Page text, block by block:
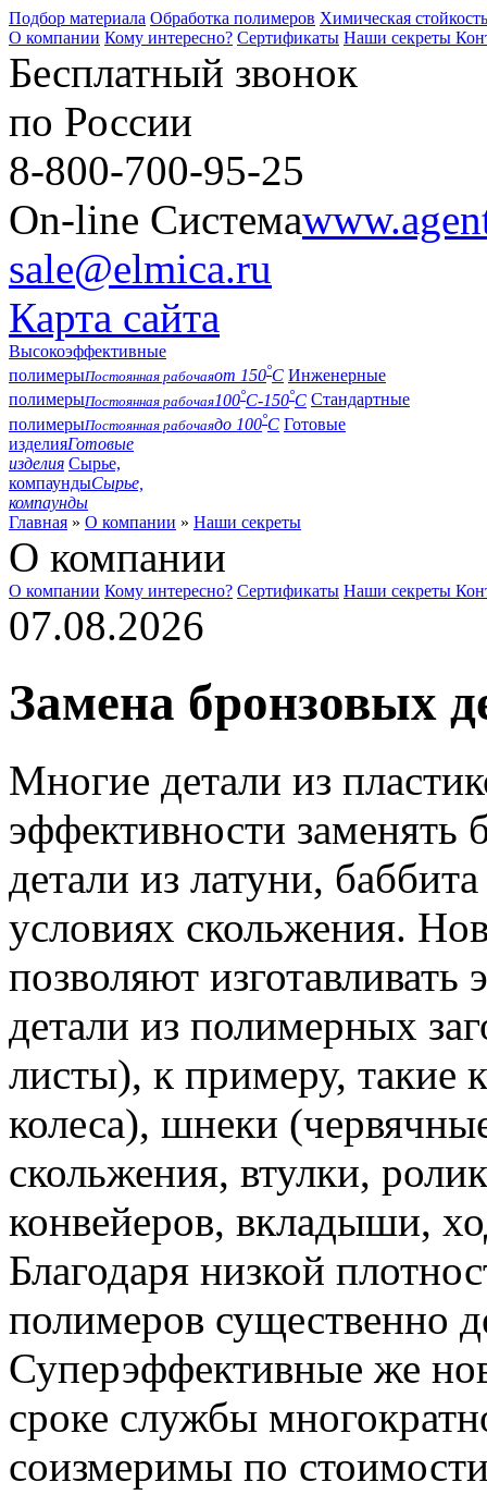
Подбор материала Обработка полимеров Химическая стойкость
О компании Кому интересно? Сертификаты Наши секреты
Бесплатный звонок
по России
8-800-700-95-25
On-line Система
sale@elmica.ru
Карта сайта
Высокоэффективные
полимерыПостоянная рабочаяот 150°С Инженерные
полимерыПостоянная рабочая100°С-150°С Стандартные
полимерыПостоянная рабочаядо 100°С Готовые
изделияГотовые
изделия Сырье,
компаундыСырье,
компаунды
Главная » О компании » Наши секреты
О компании
О компании Кому интересно? Сертификаты Наши секреты
07.08.2026
Замена бронзовых
Многие детали из
эффективности заменять
детали из латуни,
условиях скольжения.
позволяют
детали из полимерных
листы), к примеру, такие
колеса), шнеки
скольжения, втулки,
конвейеров, вкладыши,
Благодаря низкой
полимеров существенно
Суперэффективные же
сроке службы
соизмеримы по